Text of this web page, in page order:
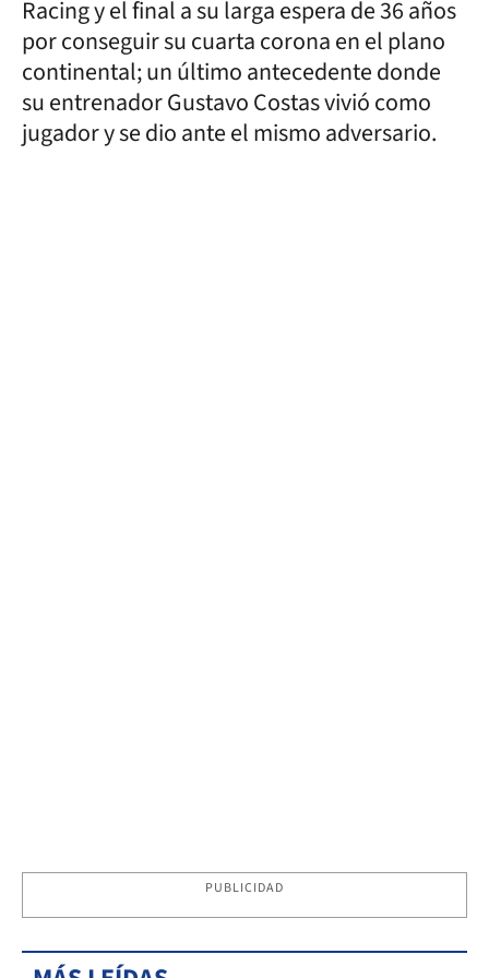
Racing y el final a su larga espera de 36 años
por conseguir su cuarta corona en el plano
continental; un último antecedente donde
su entrenador Gustavo Costas vivió como
jugador y se dio ante el mismo adversario.
PUBLICIDAD